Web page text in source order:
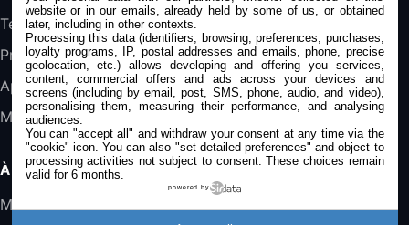
Tests
Promos
Apple
Mac
À PROPOS
Mentions légales
website or in our emails, already held by some of us, or obtained
later, including in other contexts.
Processing this data (identifiers, browsing, preferences, purchases,
loyalty programs, IP, postal addresses and emails, phone, precise
geolocation, etc.) allows developing and offering you services,
content, commercial offers and ads across your devices and
screens (including by email, post, SMS, phone, audio, and video),
personalising them, measuring their performance, and analysing
audiences.
You can "accept all" and withdraw your consent at any time via the
"cookie" icon. You can also "set detailed preferences" and object to
processing activities not subject to consent. These choices remain
valid for 6 months.
powered by